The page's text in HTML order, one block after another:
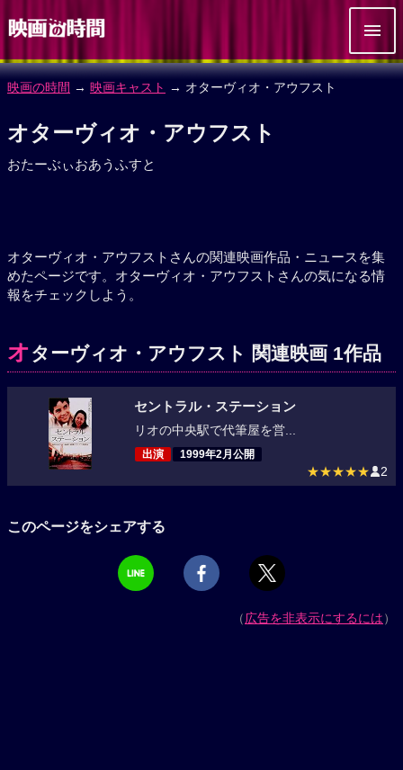
映画の時間 → 映画キャスト → オターヴィオ・アウフスト
オターヴィオ・アウフスト
おたーぶぃおあうふすと
オターヴィオ・アウフストさんの関連映画作品・ニュースを集
めたページです。オターヴィオ・アウフストさんの気になる情
報をチェックしよう。
オターヴィオ・アウフスト 関連映画 1作品
セントラル・ステーション
リオの中央駅で代筆屋を営...
出演 1999年2月公開
★★★★★ 2
このページをシェアする
（広告を非表示にするには）